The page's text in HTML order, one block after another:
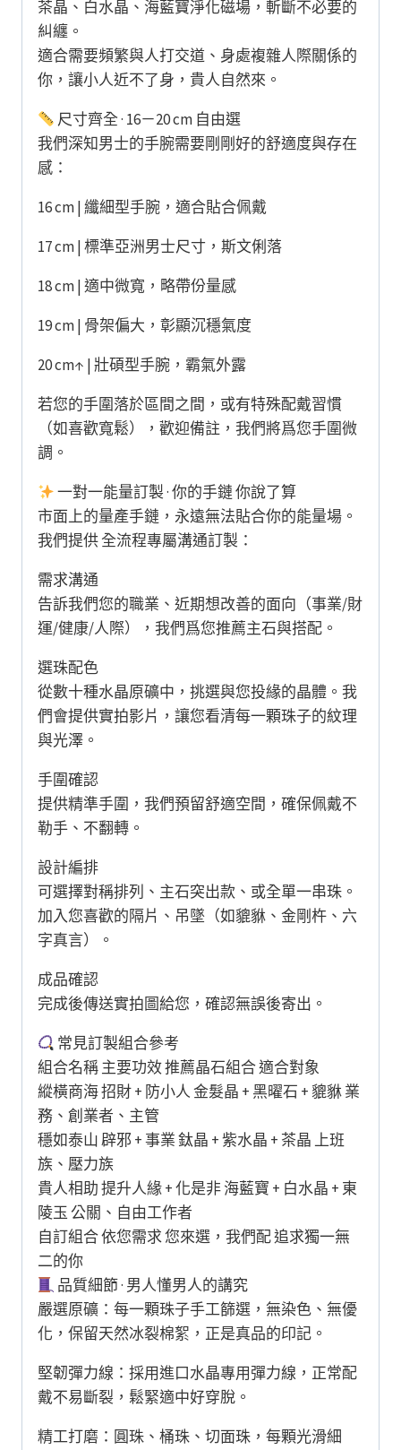
茶晶、白水晶、海藍寶淨化磁場，斬斷不必要的
糾纏。
適合需要頻繁與人打交道、身處複雜人際關係的
你，讓小人近不了身，貴人自然來。
尺寸齊全 · 16－20 cm 自由選
我們深知男士的手腕需要剛剛好的舒適度與存在
感：
16 cm | 纖細型手腕，適合貼合佩戴
17 cm | 標準亞洲男士尺寸，斯文俐落
18 cm | 適中微寬，略帶份量感
19 cm | 骨架偏大，彰顯沉穩氣度
20 cm↑ | 壯碩型手腕，霸氣外露
若您的手圍落於區間之間，或有特殊配戴習慣
（如喜歡寬鬆），歡迎備註，我們將爲您手圍微
調。
一對一能量訂製 · 你的手鏈 你說了算
市面上的量產手鏈，永遠無法貼合你的能量場。
我們提供 全流程專屬溝通訂製：
需求溝通
告訴我們您的職業、近期想改善的面向（事業/財
運/健康/人際），我們爲您推薦主石與搭配。
選珠配色
從數十種水晶原礦中，挑選與您投緣的晶體。我
們會提供實拍影片，讓您看清每一顆珠子的紋理
與光澤。
手圍確認
提供精準手圍，我們預留舒適空間，確保佩戴不
勒手、不翻轉。
設計編排
可選擇對稱排列、主石突出款、或全單一串珠。
加入您喜歡的隔片、吊墜（如貔貅、金剛杵、六
字真言）。
成品確認
完成後傳送實拍圖給您，確認無誤後寄出。
常見訂製組合參考
組合名稱 主要功效 推薦晶石組合 適合對象
縱橫商海 招財 + 防小人 金髮晶 + 黑曜石 + 貔貅 業
務、創業者、主管
穩如泰山 辟邪 + 事業 鈦晶 + 紫水晶 + 茶晶 上班
族、壓力族
貴人相助 提升人緣 + 化是非 海藍寶 + 白水晶 + 東
陵玉 公關、自由工作者
自訂組合 依您需求 您來選，我們配 追求獨一無
二的你
品質細節 · 男人懂男人的講究
嚴選原礦：每一顆珠子手工篩選，無染色、無優
化，保留天然冰裂棉絮，正是真品的印記。
堅韌彈力線：採用進口水晶專用彈力線，正常配
戴不易斷裂，鬆緊適中好穿脫。
精工打磨：圓珠、桶珠、切面珠，每顆光滑細